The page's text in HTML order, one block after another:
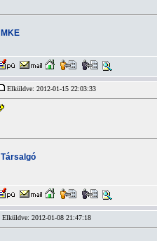
MKE
Elküldve: 2012-01-15 22:03:33
Társalgó
Elküldve: 2012-01-08 21:47:18